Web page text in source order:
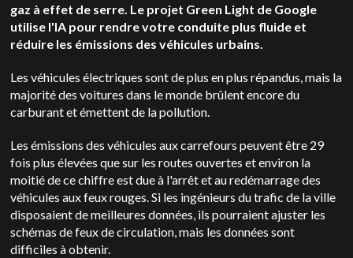
gaz à effet de serre. Le projet Green Light de Google
utilise l'IA pour rendre votre conduite plus fluide et
réduire les émissions des véhicules urbains.
Les véhicules électriques sont de plus en plus répandus, mais la
majorité des voitures dans le monde brûlent encore du
carburant et émettent de la pollution.
Les émissions des véhicules aux carrefours peuvent être 29
fois plus élevées que sur les routes ouvertes et environ la
moitié de ce chiffre est due à l'arrêt et au redémarrage des
véhicules aux feux rouges. Si les ingénieurs du trafic de la ville
disposaient de meilleures données, ils pourraient ajuster les
schémas de feux de circulation, mais les données sont
difficiles à obtenir.